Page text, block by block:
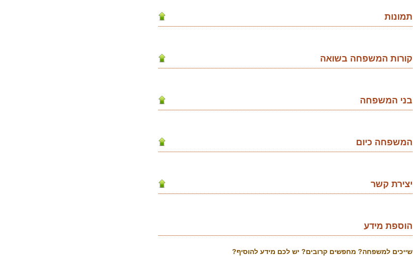
תמונות
קורות המשפחה בשואה
בני המשפחה
המשפחה כיום
יצירת קשר
הוספת מידע
שייכים למשפחה? מחפשים קרובים? יש לכם מידע להוסיף?